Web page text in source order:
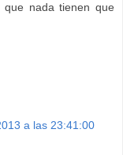
nada tienen que
a las 23:41:00